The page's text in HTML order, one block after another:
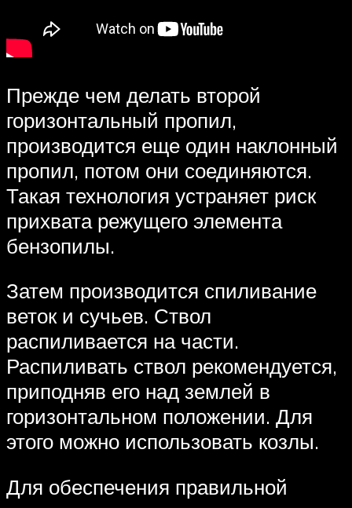
Прежде чем делать второй
горизонтальный пропил,
производится еще один наклонный
пропил, потом они соединяются.
Такая технология устраняет риск
прихвата режущего элемента
бензопилы.
Затем производится спиливание
веток и сучьев. Ствол
распиливается на части.
Распиливать ствол рекомендуется,
приподняв его над землей в
горизонтальном положении. Для
этого можно использовать козлы.
Для обеспечения правильной